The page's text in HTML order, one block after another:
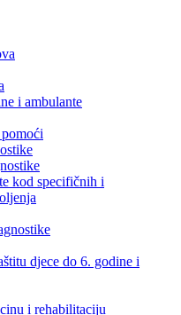
i ambulante
kod specifičnih i
djece do 6. godine i
i rehabilitaciju